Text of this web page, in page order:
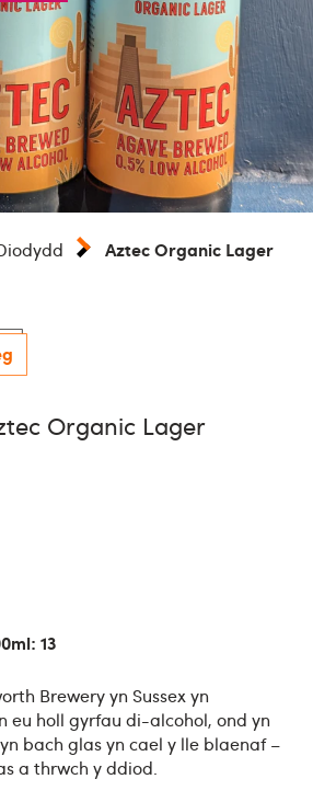
Aztec Organic Lager
Organic Lager
13
Brewery yn Sussex yn
eu holl gyrfau di-alcohol, ond yn
bach glas yn cael y lle blaenaf –
a thrwch y ddiod.